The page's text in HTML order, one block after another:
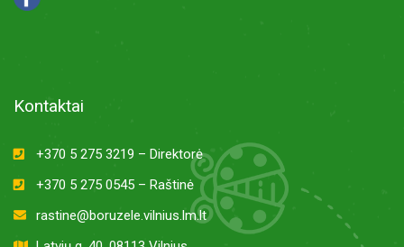
Kontaktai
+370 5 275 3219 – Direktorė
+370 5 275 0545 – Raštinė
rastine@boruzele.vilnius.lm.lt